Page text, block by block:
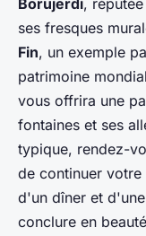
Borujerdi,
ses fresques
Fin, un exemple
patrimoine
vous offrira une
fontaines et ses
typique, rendez-
de continuer
d'un dîner et d'une
conclure en